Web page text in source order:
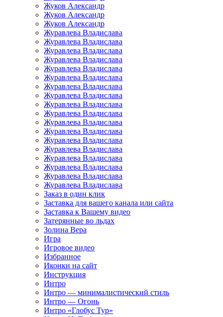
Жуков Александр
Жуков Александр
Жуков Александр
Журавлева Владислава
Журавлева Владислава
Журавлева Владислава
Журавлева Владислава
Журавлева Владислава
Журавлева Владислава
Журавлева Владислава
Журавлева Владислава
Журавлева Владислава
Журавлева Владислава
Журавлева Владислава
Журавлева Владислава
Журавлева Владислава
Журавлева Владислава
Журавлева Владислава
Журавлева Владислава
Журавлева Владислава
Журавлева Владислава
Заказ в один клик
Заставка для вашего канала или сайта
Заставка к Вашему видео
Затерянные во льдах
Золина Вера
Игра
Игровое видео
Избранное
Иконки на сайт
Инструкция
Интро
Интро — минималистический стиль
Интро — Огонь
Интро «Глобус Тур»